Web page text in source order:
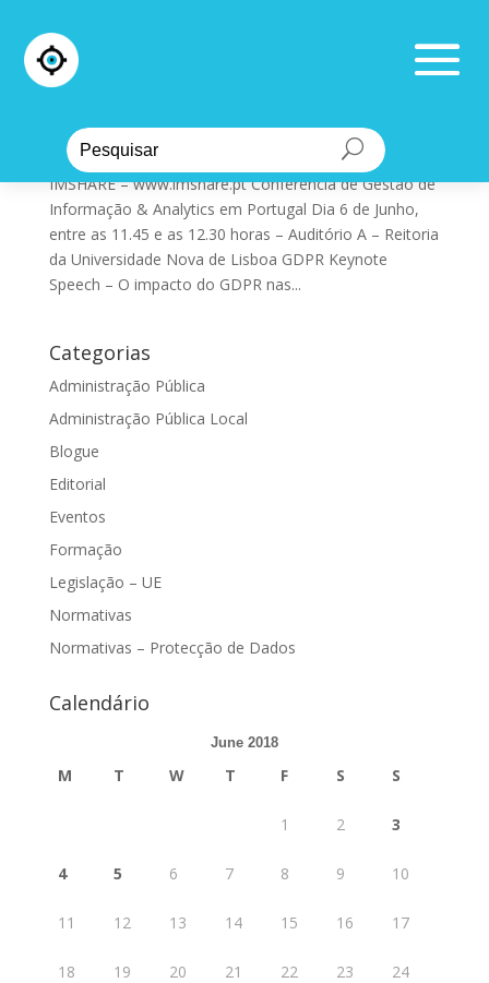
IMSHARE 2018 – GDPR Keynote Speech – O
impacto do GDPR nas organizações
Eventos
IMSHARE – www.imshare.pt Conferência de Gestão de
Informação & Analytics em Portugal Dia 6 de Junho,
entre as 11.45 e as 12.30 horas – Auditório A – Reitoria
da Universidade Nova de Lisboa GDPR Keynote
Speech – O impacto do GDPR nas...
Categorias
Administração Pública
Administração Pública Local
Blogue
Editorial
Eventos
Formação
Legislação – UE
Normativas
Normativas – Protecção de Dados
Calendário
June 2018
M T W T F S S
1 2 3
4 5 6 7 8 9 10
11 12 13 14 15 16 17
18 19 20 21 22 23 24